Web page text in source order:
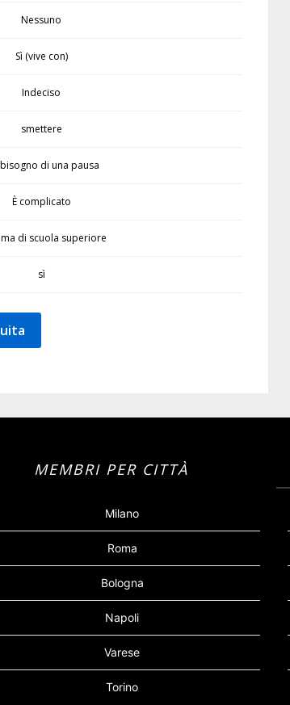
Nessuno
Sì (vive con)
Indeciso
smettere
di una pausa
È complicato
di scuola superiore
sì
MEMBRI PER CITTÀ
Milano
Roma
Bologna
Napoli
Varese
Torino